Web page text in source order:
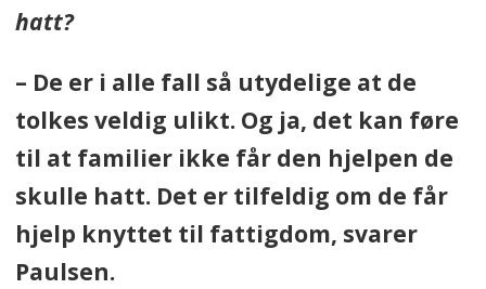
hatt?
– De er i alle fall så utydelige at de
tolkes veldig ulikt. Og ja, det kan føre
til at familier ikke får den hjelpen de
skulle hatt. Det er tilfeldig om de får
hjelp knyttet til fattigdom, svarer
Paulsen.